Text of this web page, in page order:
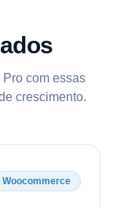
com essas
crescimento.
Woocommerce